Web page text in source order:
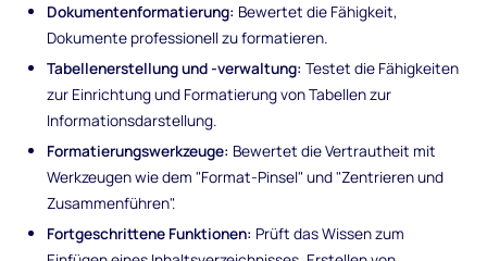
Dokumentenformatierung: Bewertet die Fähigkeit,
Dokumente professionell zu formatieren.
Tabellenerstellung und -verwaltung: Testet die Fähigkeiten
zur Einrichtung und Formatierung von Tabellen zur
Informationsdarstellung.
Formatierungswerkzeuge: Bewertet die Vertrautheit mit
Werkzeugen wie dem "Format-Pinsel" und "Zentrieren und
Zusammenführen".
Fortgeschrittene Funktionen: Prüft das Wissen zum